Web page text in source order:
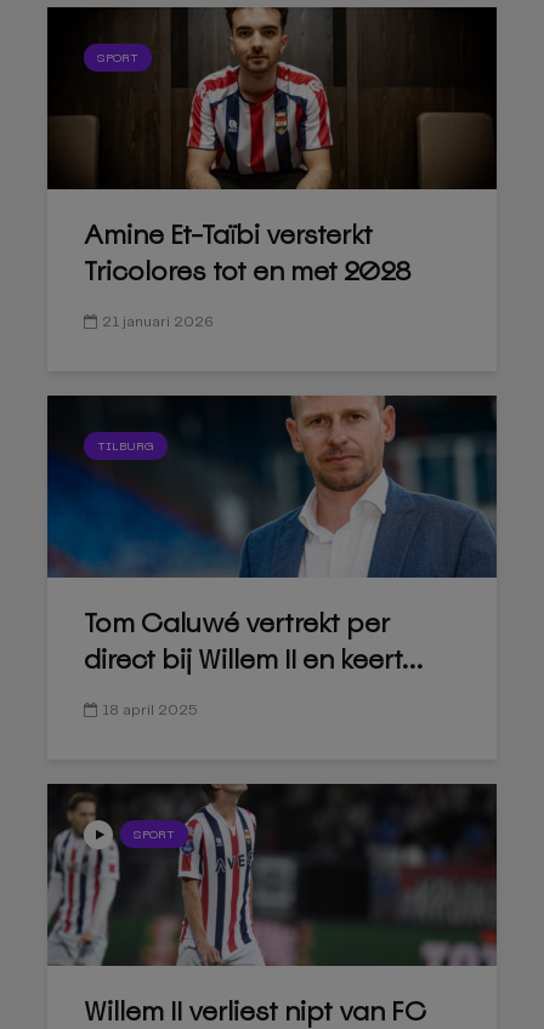
SPORT
Amine Et-Taïbi versterkt
Tricolores tot en met 2028
21 januari 2026
TILBURG
Tom Caluwé vertrekt per
direct bij Willem II en keert...
18 april 2025
SPORT
Willem II verliest nipt van FC